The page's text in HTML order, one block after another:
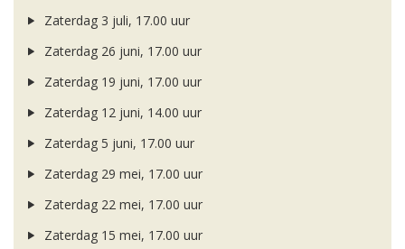
Zaterdag 3 juli, 17.00 uur
Zaterdag 26 juni, 17.00 uur
Zaterdag 19 juni, 17.00 uur
Zaterdag 12 juni, 14.00 uur
Zaterdag 5 juni, 17.00 uur
Zaterdag 29 mei, 17.00 uur
Zaterdag 22 mei, 17.00 uur
Zaterdag 15 mei, 17.00 uur